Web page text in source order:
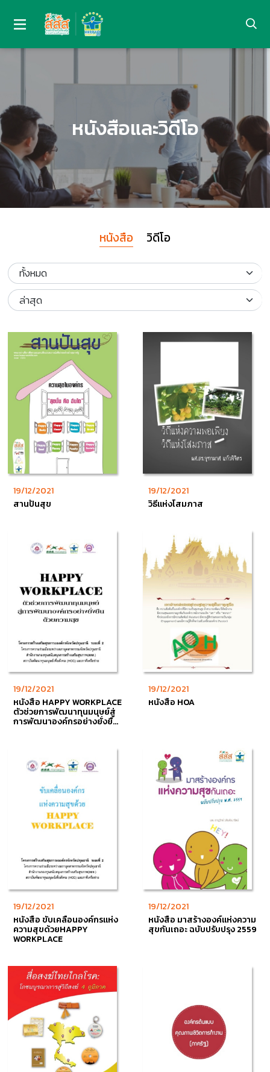
หนังสือและวิดีโอ
หนังสือ วิดีโอ
19/12/2021
สานปันสุข
19/12/2021
วิธีแห่งโสมภาส
19/12/2021
หนังสือ HAPPY WORKPLACE
ตัวช่วยการพัฒนาทุนมนุษย์สู่
การพัฒนาองค์กรอย่างยั่งยืน
19/12/2021
หนังสือ HOA
19/12/2021
หนังสือ ขับเคลื่อนองค์กรแห่ง
ความสุขด้วยHAPPY
WORKPLACE
19/12/2021
หนังสือ มาสร้างองค์แห่งความ
สุขกันเถอะ ฉบับปรับปรุง 2559